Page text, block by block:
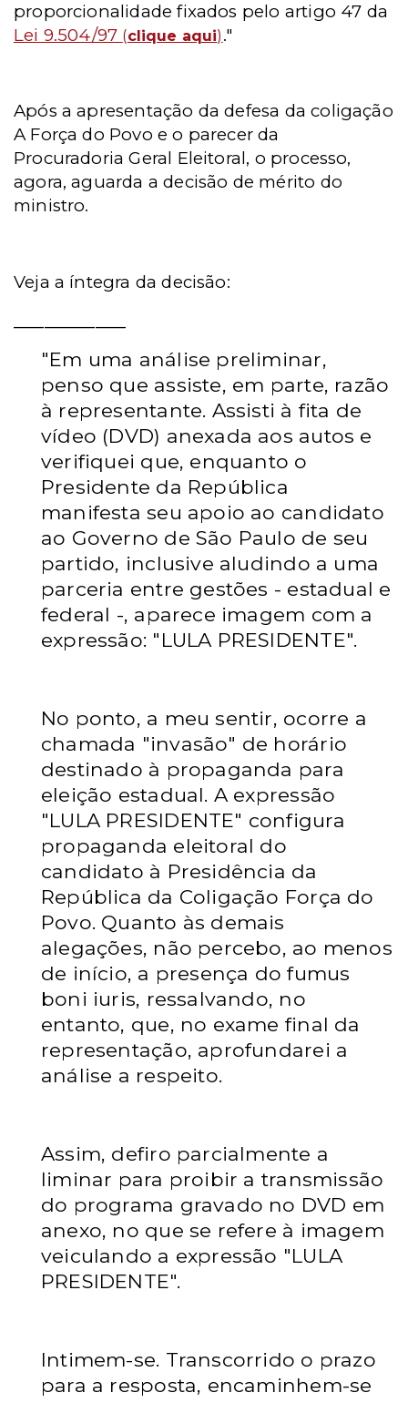
proporcionalidade fixados pelo artigo 47 da
Lei 9.504/97 (clique aqui) ."
Após a apresentação da defesa da coligação
A Força do Povo e o parecer da
Procuradoria Geral Eleitoral, o processo,
agora, aguarda a decisão de mérito do
ministro.
Veja a íntegra da decisão:
"Em uma análise preliminar,
penso que assiste, em parte, razão
à representante. Assisti à fita de
vídeo (DVD) anexada aos autos e
verifiquei que, enquanto o
Presidente da República
manifesta seu apoio ao candidato
ao Governo de São Paulo de seu
partido, inclusive aludindo a uma
parceria entre gestões - estadual e
federal -, aparece imagem com a
expressão: "LULA PRESIDENTE".
No ponto, a meu sentir, ocorre a
chamada "invasão" de horário
destinado à propaganda para
eleição estadual. A expressão
"LULA PRESIDENTE" configura
propaganda eleitoral do
candidato à Presidência da
República da Coligação Força do
Povo. Quanto às demais
alegações, não percebo, ao menos
de início, a presença do fumus
boni iuris, ressalvando, no
entanto, que, no exame final da
representação, aprofundarei a
análise a respeito.
Assim, defiro parcialmente a
liminar para proibir a transmissão
do programa gravado no DVD em
anexo, no que se refere à imagem
veiculando a expressão "LULA
PRESIDENTE".
Intimem-se. Transcorrido o prazo
para a resposta, encaminhem-se